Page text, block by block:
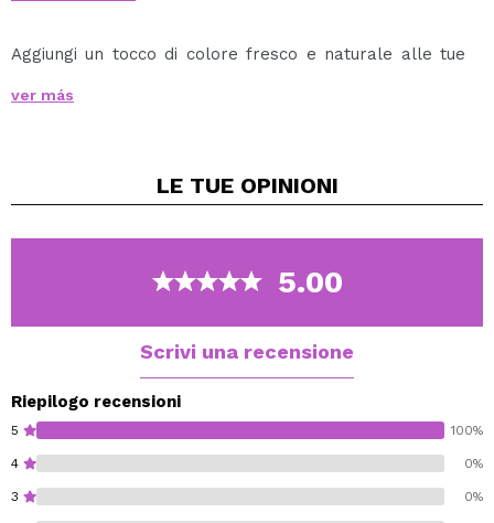
Aggiungi un tocco di colore fresco e naturale alle tue
La sua texture leggera e fluida si fonde perfettamente
Colore modulabile: la sua formula pigmentata consente
giorno delicati o look serali più intensi.
Facile da applicare: si stende facilmente con le dita,
con un pennello o una spugna, senza lasciare macchie
Cruelty free.
ver más
LE TUE OPINIONI
5.00
Scrivi una recensione
Riepilogo recensioni
5 100%
4 0%
3 0%